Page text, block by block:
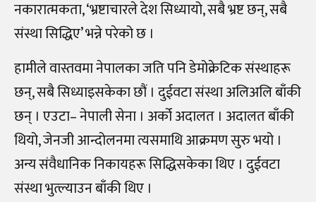
नकारात्मकता, ‘भ्रष्टाचारले देश सिध्यायो, सबै भ्रष्ट छन्, सबै
संस्था सिद्धिए’ भन्ने परेको छ ।
हामीले वास्तवमा नेपालका जति पनि डेमोक्रेटिक संस्थाहरू
छन्, सबै सिध्याइसकेका छौं । दुईवटा संस्था अलिअलि बाँकी
छन् । एउटा–नेपाली सेना । अर्को अदालत । अदालत बाँकी
थियो, जेनजी आन्दोलनमा त्यसमाथि आक्रमण सुरु भयो ।
अन्य संवैधानिक निकायहरू सिद्धिसकेका थिए । दुईवटा
संस्था भुत्ल्याउन बाँकी थिए ।